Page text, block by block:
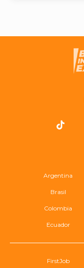
Argentina
Brasil
Colombia
Ecuador
FirstJob